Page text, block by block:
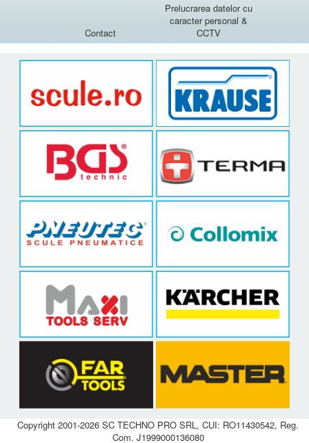
Contact
Prelucrarea datelor cu
caracter personal &
CCTV
Copyright 2001-2026 SC TECHNO PRO SRL, CUI: RO11430542, Reg.
Com. J1999000136080